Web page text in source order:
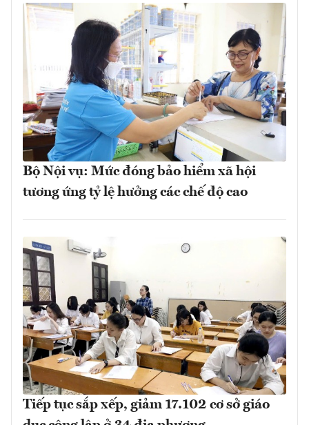
Bộ Nội vụ: Mức đóng bảo hiểm xã hội
tương ứng tỷ lệ hưởng các chế độ cao
Tiếp tục sắp xếp, giảm 17.102 cơ sở giáo